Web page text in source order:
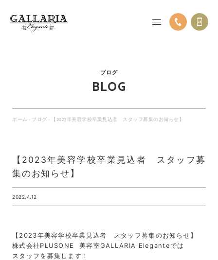
ブログ
BLOG
ホーム - ブログ- 【2023年美容学校卒業見込者 スタッフ募集のお知らせ】
【2023年美容学校卒業見込者 スタッフ募
集のお知らせ】
2022.4.12
【2023年美容学校卒業見込者 スタッフ募集のお知らせ】
株式会社PLUSONE 美容室GALLARIA Eleganteでは
スタッフを募集します！